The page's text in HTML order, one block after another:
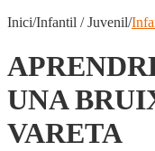
Inici/Infantil / Juvenil/
UNA
VARETA